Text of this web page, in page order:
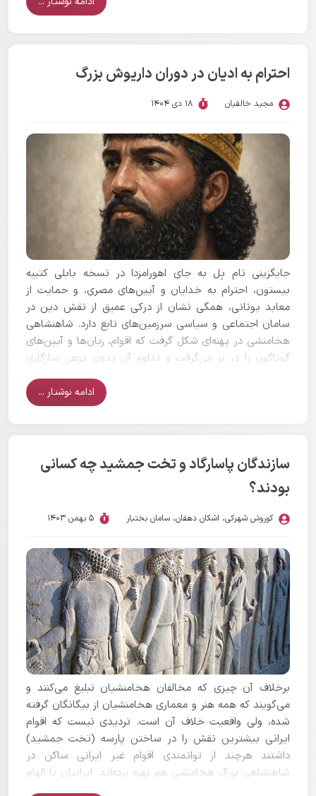
احترام به ادیان در دوران داریوش بزرگ
مجید خالقیان 18 دی 1404
جایگزینی نام بِل به جای اهورامزدا در نسخه بابلی کتیبه
بیستون، احترام به خدایان و آیین‌های مصری، و حمایت از
معابد یونانی، همگی نشان از درکی عمیق از نقش دین در
سامان اجتماعی و سیاسی سرزمین‌های تابع دارد. شاهنشاهی
هخامنشی در پهنه‌ای شکل گرفت که اقوام، زبان‌ها و آیین‌های
گوناگون را در بر می‌گرفت و تداوم آن بدون نوعی سازگاری
ادامه نوشتار ...
سازندگان پاسارگاد و تخت جمشید چه کسانی
بودند؟
کوروش شهرکی، اشکان دهقان، سامان بختیار 5 بهمن 1403
برخلاف آن چیزی که مخالفان هخامنشیان تبلیغ می‌کنند و
می‌گویند که همه هنر و معماری هخامنشیان از بیگانگان گرفته
شده، ولی واقعیت خلاف آن است. تردیدی نیست که اقوام
ایرانی بیشترین نقش را در ساختن پارسه (تخت جمشید)
داشتند هرچند از توانمندی اقوام غیر ایرانی ساکن در
شاهنشاهی بزرگ هخامنشی هم بهره برده‌اند. ایرانیان با الهام
گیری از معماری‌های مختلف، معماری ویژه‌ای را پدید آوردند که